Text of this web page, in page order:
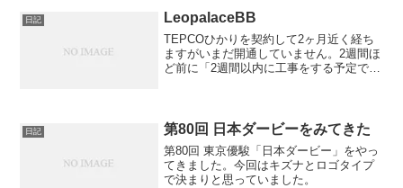
日記 LeopalaceBB
TEPCOひかりを契約して2ヶ月近く経ち
ますがいまだ開通していません。2週間ほ
ど前に「2週間以内に工事をする予定で
ロードバンド・レオ...
日記 第80回 日本ダービーをみてきた
第80回 東京優駿「日本ダービー」をやっ
てきました。今回はキズナとロゴタイプ
で決まりと思っていました。